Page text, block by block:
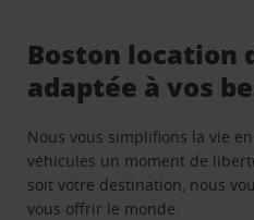
Boston location
adaptée à vos
Nous vous simplifions la vie
véhicules un moment de
soit votre destination, nous
vous offrir le monde.